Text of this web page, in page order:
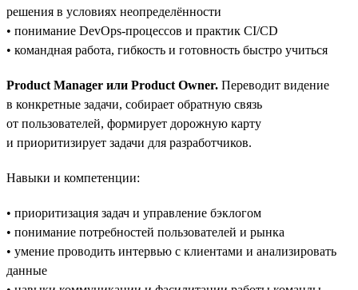
решения в условиях неопределённости
• понимание DevOps-процессов и практик CI/CD
• командная работа, гибкость и готовность быстро учиться
Product Manager или Product Owner. Переводит видение
в конкретные задачи, собирает обратную связь
от пользователей, формирует дорожную карту
и приоритизирует задачи для разработчиков.
Навыки и компетенции:
• приоритизация задач и управление бэклогом
• понимание потребностей пользователей и рынка
• умение проводить интервью с клиентами и анализировать
данные